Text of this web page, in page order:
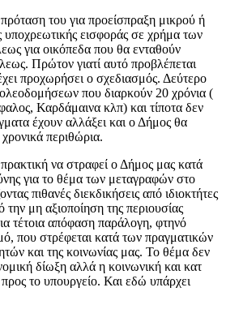
του για προείσπραξη μικρού ή
υποχρεωτικής εισφοράς σε χρήμα των
για οικόπεδα που θα ενταθούν
Πρώτον γιατί αυτό προβλέπεται
προχωρήσει ο σχεδιασμός. Δεύτερο
που διαρκούν 20 χρόνια (
Καρδάμαινα κλπ) και τίποτα δεν
έχουν αλλάξει και ο Δήμος θα
περιθώρια.
να στραφεί ο Δήμος μας κατά
για το θέμα των μεταγραφών στο
πιθανές διεκδικήσεις από ιδιοκτήτες
την μη αξιοποίηση της περιουσίας
τέτοια απόφαση παράλογη, φτηνό
που στρέφεται κατά των πραγματικών
και της κοινωνίας μας. Το θέμα δεν
δίωξη αλλά η κοινωνική και κατ
το υπουργείο. Και εδώ υπάρχει